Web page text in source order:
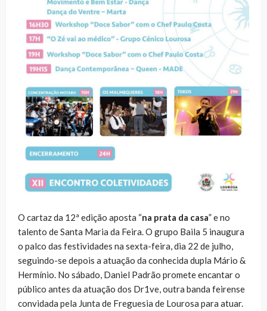
O cartaz da 12ª edição aposta “na prata da casa” e no
talento de Santa Maria da Feira. O grupo Baila 5 inaugura
o palco das festividades na sexta-feira, dia 22 de julho,
seguindo-se depois a atuação da conhecida dupla Mário &
Hermínio. No sábado, Daniel Padrão promete encantar o
público antes da atuação dos Dr1ve, outra banda feirense
convidada pela Junta de Freguesia de Lourosa para atuar.